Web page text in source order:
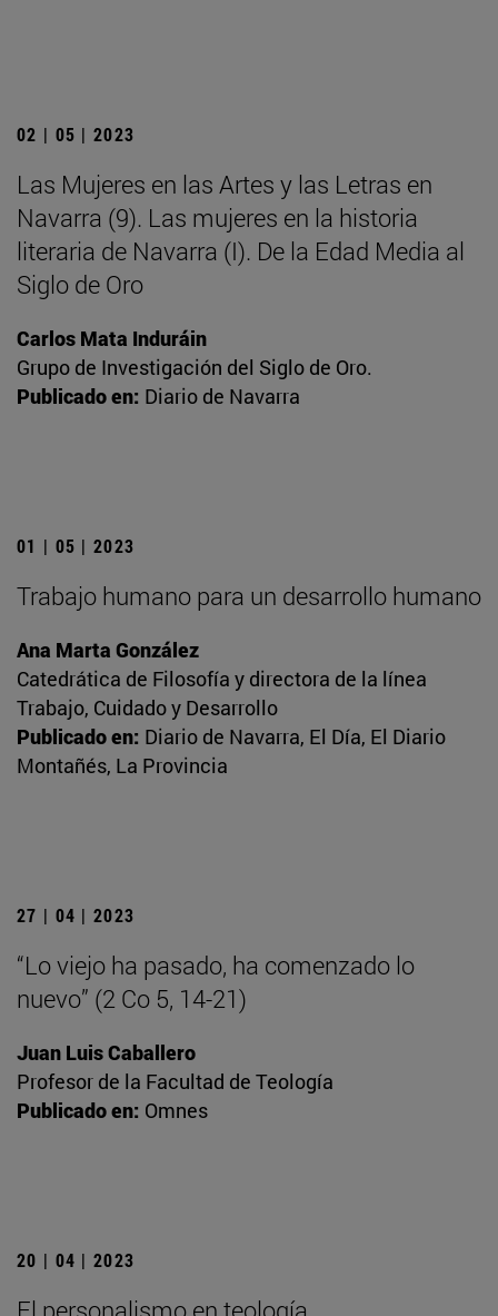
02 | 05 | 2023
Las Mujeres en las Artes y las Letras en
Navarra (9). Las mujeres en la historia
literaria de Navarra (I). De la Edad Media al
Siglo de Oro
Carlos Mata Induráin
Grupo de Investigación del Siglo de Oro.
Publicado en: Diario de Navarra
01 | 05 | 2023
Trabajo humano para un desarrollo humano
Ana Marta González
Catedrática de Filosofía y directora de la línea
Trabajo, Cuidado y Desarrollo
Publicado en: Diario de Navarra, El Día, El Diario
Montañés, La Provincia
27 | 04 | 2023
“Lo viejo ha pasado, ha comenzado lo
nuevo” (2 Co 5, 14-21)
Juan Luis Caballero
Profesor de la Facultad de Teología
Publicado en: Omnes
20 | 04 | 2023